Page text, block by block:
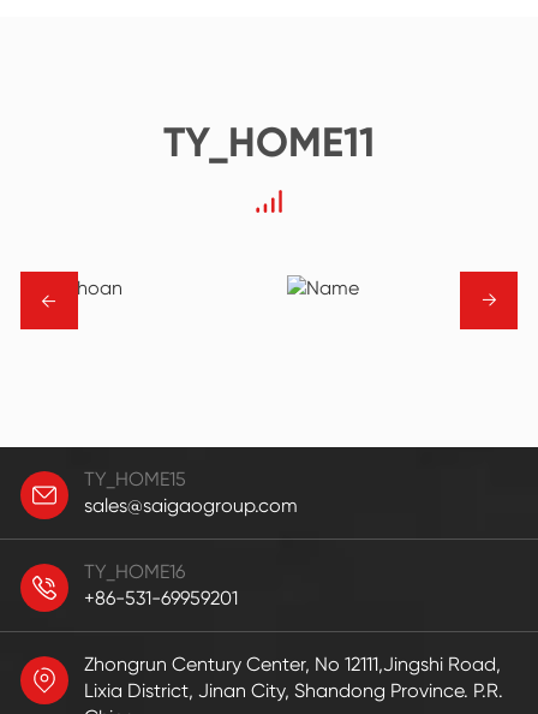
TY_HOME11
→ →
TY_HOME15
sales@saigaogroup.com
TY_HOME16
+86-531-69959201
Zhongrun Century Center, No 12111,Jingshi Road,
Lixia District, Jinan City, Shandong Province. P.R.